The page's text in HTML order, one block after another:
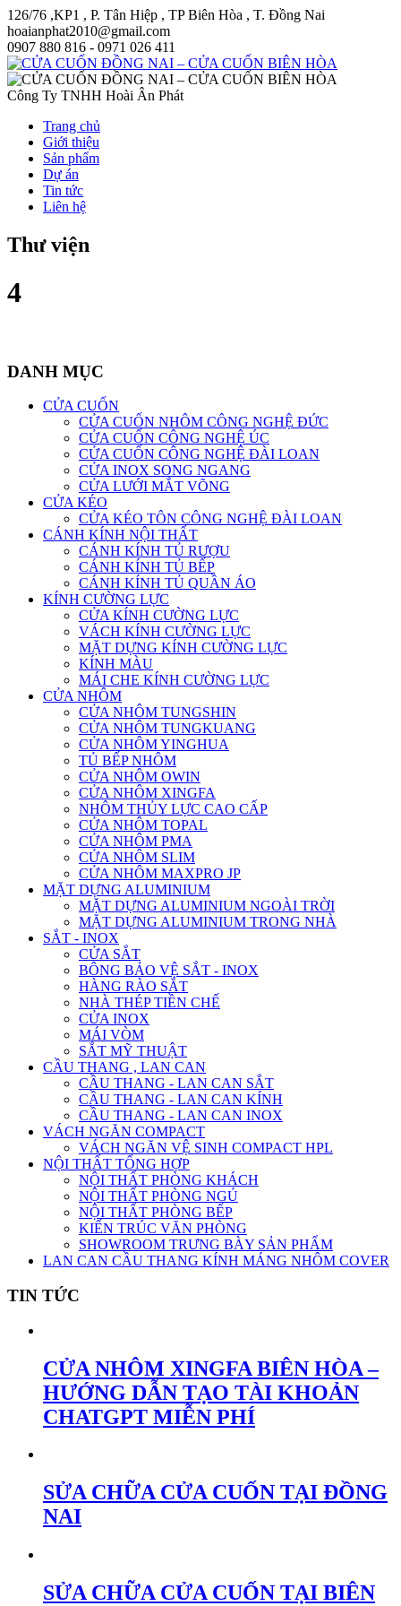
126/76 ,KP1 , P. Tân Hiệp , TP Biên Hòa , T. Đồng Nai
hoaianphat2010@gmail.com
0907 880 816 - 0971 026 411
Công Ty TNHH Hoài Ân Phát
Trang chủ
Giới thiệu
Sản phẩm
Dự án
Tin tức
Liên hệ
Thư viện
4
DANH MỤC
CỬA CUỐN
CỬA CUỐN NHÔM CÔNG NGHỆ ĐỨC
CỬA CUỐN CÔNG NGHỆ ÚC
CỬA CUỐN CÔNG NGHỆ ĐÀI LOAN
CỬA INOX SONG NGANG
CỬA LƯỚI MẮT VÕNG
CỬA KÉO
CỬA KÉO TÔN CÔNG NGHỆ ĐÀI LOAN
CÁNH KÍNH NỘI THẤT
CÁNH KÍNH TỦ RƯỢU
CÁNH KÍNH TỦ BẾP
CÁNH KÍNH TỦ QUẦN ÁO
KÍNH CƯỜNG LỰC
CỬA KÍNH CƯỜNG LỰC
VÁCH KÍNH CƯỜNG LỰC
MẶT DỰNG KÍNH CƯỜNG LỰC
KÍNH MÀU
MÁI CHE KÍNH CƯỜNG LỰC
CỬA NHÔM
CỬA NHÔM TUNGSHIN
CỬA NHÔM TUNGKUANG
CỬA NHÔM YINGHUA
TỦ BẾP NHÔM
CỬA NHÔM OWIN
CỬA NHÔM XINGFA
NHÔM THỦY LỰC CAO CẤP
CỬA NHÔM TOPAL
CỬA NHÔM PMA
CỬA NHÔM SLIM
CỬA NHÔM MAXPRO JP
MẶT DỰNG ALUMINIUM
MẶT DỰNG ALUMINIUM NGOÀI TRỜI
MẶT DỰNG ALUMINIUM TRONG NHÀ
SẮT - INOX
CỬA SẮT
BÔNG BẢO VỆ SẮT - INOX
HÀNG RÀO SẮT
NHÀ THÉP TIỀN CHẾ
CỬA INOX
MÁI VÒM
SẮT MỸ THUẬT
CẦU THANG , LAN CAN
CẦU THANG - LAN CAN SẮT
CẦU THANG - LAN CAN KÍNH
CẦU THANG - LAN CAN INOX
VÁCH NGĂN COMPACT
VÁCH NGĂN VỆ SINH COMPACT HPL
NỘI THẤT TỔNG HỢP
NỘI THẤT PHÒNG KHÁCH
NỘI THẤT PHÒNG NGỦ
NỘI THẤT PHÒNG BẾP
KIẾN TRÚC VĂN PHÒNG
SHOWROOM TRƯNG BÀY SẢN PHẨM
LAN CAN CẦU THANG KÍNH MÁNG NHÔM COVER
TIN TỨC
CỬA NHÔM XINGFA BIÊN HÒA –
HƯỚNG DẪN TẠO TÀI KHOẢN
CHATGPT MIỄN PHÍ
SỬA CHỮA CỬA CUỐN TẠI ĐỒNG
NAI
SỬA CHỮA CỬA CUỐN TẠI BIÊN